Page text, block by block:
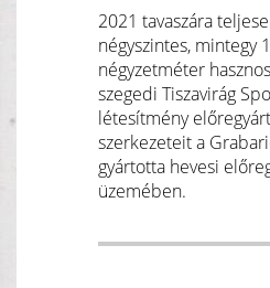
2021 tavaszára
négyszintes, mintegy
négyzetméter
szegedi Tiszavirág
létesítmény
szerkezeteit a
gyártotta hevesi
üzemében.